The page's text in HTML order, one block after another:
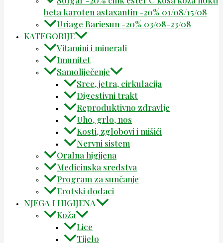
beta karoten astaxantin -20% 01/08/15/08
Uriage Bariesun -20% 03/08-23/08
KATEGORIJE
Vitamini i minerali
Imunitet
Samoliječenje
Srce, jetra, cirkulacija
Digestivni trakt
Reproduktivno zdravlje
Uho, grlo, nos
Kosti, zglobovi i mišići
Nervni sistem
Oralna higijena
Medicinska sredstva
Program za sunčanje
Erotski dodaci
NJEGA I HIGIJENA
Koža
Lice
Tijelo